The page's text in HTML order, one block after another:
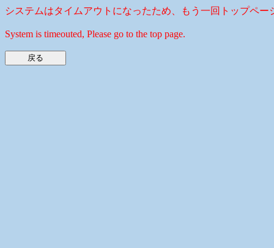
システムはタイムアウトになったため、もう一回トップペー
System is timeouted, Please go to the top page.